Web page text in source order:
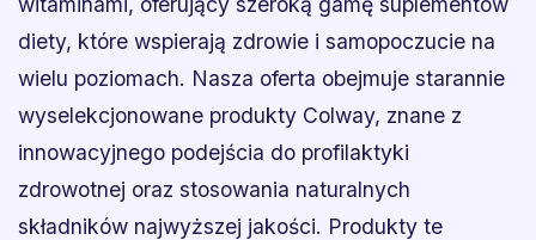
diety, które wspierają zdrowie i samopoczucie na
wielu poziomach. Nasza oferta obejmuje starannie
wyselekcjonowane produkty Colway, znane z
innowacyjnego podejścia do profilaktyki
zdrowotnej oraz stosowania naturalnych
składników najwyższej jakości. Produkty te